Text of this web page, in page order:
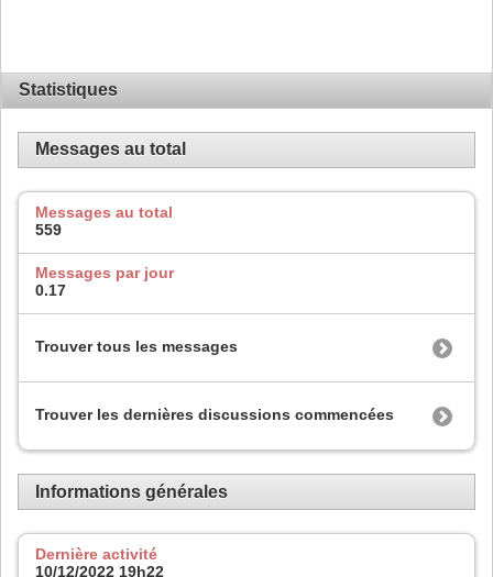
Statistiques
Messages au total
Messages au total
559
Messages par jour
0.17
Trouver tous les messages
Trouver les dernières discussions commencées
Informations générales
Dernière activité
10/12/2022 19h22